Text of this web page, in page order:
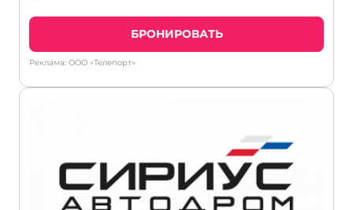
БРОНИРОВАТЬ
Реклама: ООО «Телепорт»